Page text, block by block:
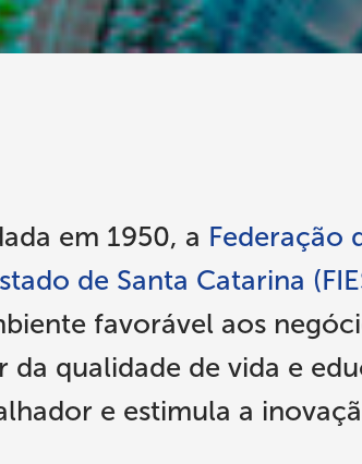
em 1950, a Federação
de Santa Catarina
favorável aos
da qualidade de vida e
e estimula a